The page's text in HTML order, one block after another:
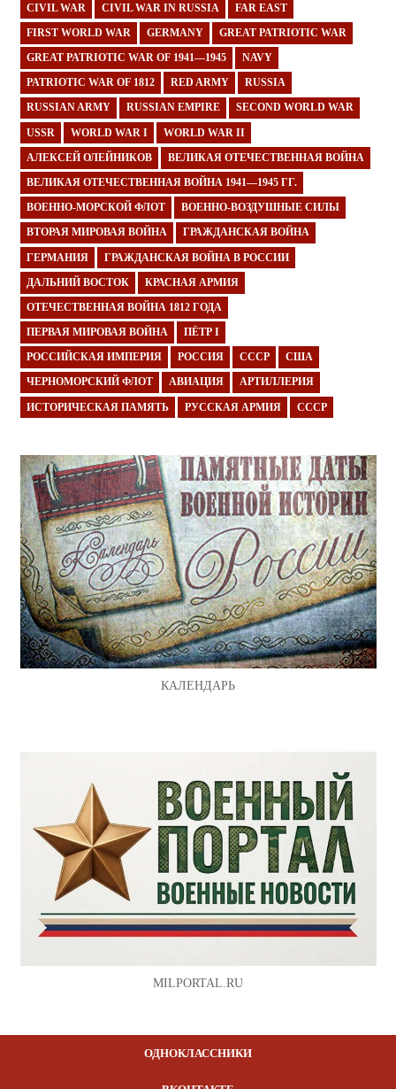
CIVIL WAR CIVIL WAR IN RUSSIA FAR EAST
FIRST WORLD WAR GERMANY GREAT PATRIOTIC WAR
GREAT PATRIOTIC WAR OF 1941—1945 NAVY
PATRIOTIC WAR OF 1812 RED ARMY RUSSIA
RUSSIAN ARMY RUSSIAN EMPIRE SECOND WORLD WAR
USSR WORLD WAR I WORLD WAR II
АЛЕКСЕЙ ОЛЕЙНИКОВ ВЕЛИКАЯ ОТЕЧЕСТВЕННАЯ ВОЙНА
ВЕЛИКАЯ ОТЕЧЕСТВЕННАЯ ВОЙНА 1941—1945 ГГ.
ВОЕННО-МОРСКОЙ ФЛОТ ВОЕННО-ВОЗДУШНЫЕ СИЛЫ
ВТОРАЯ МИРОВАЯ ВОЙНА ГРАЖДАНСКАЯ ВОЙНА
ГЕРМАНИЯ ГРАЖДАНСКАЯ ВОЙНА В РОССИИ
ДАЛЬНИЙ ВОСТОК КРАСНАЯ АРМИЯ
ОТЕЧЕСТВЕННАЯ ВОЙНА 1812 ГОДА
ПЕРВАЯ МИРОВАЯ ВОЙНА ПЁТР I
РОССИЙСКАЯ ИМПЕРИЯ РОССИЯ СССР США
ЧЕРНОМОРСКИЙ ФЛОТ АВИАЦИЯ АРТИЛЛЕРИЯ
ИСТОРИЧЕСКАЯ ПАМЯТЬ РУССКАЯ АРМИЯ СССР
КАЛЕНДАРЬ
MILPORTAL.RU
ОДНОКЛАССНИКИ